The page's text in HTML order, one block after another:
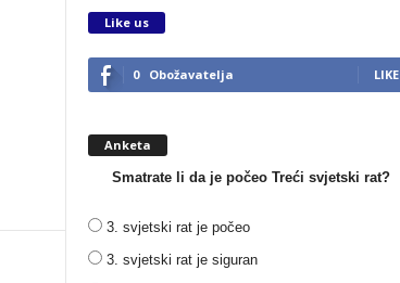
Like us
0 Obožavatelja LIKE
Anketa
Smatrate li da je počeo Treći svjetski rat?
3. svjetski rat je počeo
3. svjetski rat je siguran